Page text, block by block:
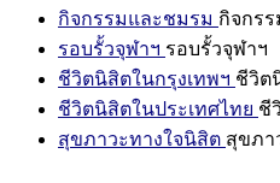
กิจกรรมและชมรม กิจกร
รอบรั้วจุฬาฯ รอบรั้วจุฬาฯ
ชีวิตนิสิตในกรุงเทพฯ ชีวิต
ชีวิตนิสิตในประเทศไทย ชี
สุขภาวะทางใจนิสิต สุขภา